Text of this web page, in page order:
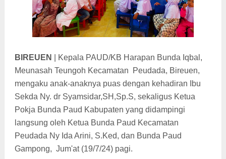
BIREUEN
Kepala PAUD/KB Harapan Bunda Iqbal,
Meunasah Teungoh Kecamatan Peudada, Bireuen,
mengaku anak-anaknya puas dengan kehadiran Ibu
Sekda Ny. dr Syamsidar,SH,Sp.S, sekaligus Ketua
Pokja Bunda Paud Kabupaten yang didampingi
langsung oleh Ketua Bunda Paud Kecamatan
Peudada Ny Ida Arini, S.Ked, dan Bunda Paud
Gampong, Jum'at (19/7/24) pagi.